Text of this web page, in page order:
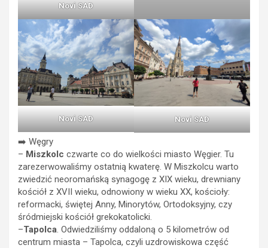
Novi SAD
Novi SAD Novi SAD
➡️ Węgry
– Miszkolc czwarte co do wielkości miasto Węgier. Tu
zarezerwowaliśmy ostatnią kwaterę. W Miszkolcu warto
zwiedzić neoromańską synagogę z XIX wieku, drewniany
kościół z XVII wieku, odnowiony w wieku XX, kościoły:
reformacki, świętej Anny, Minorytów, Ortodoksyjny, czy
śródmiejski kościół grekokatolicki.
–Tapolca. Odwiedziliśmy oddaloną o 5 kilometrów od
centrum miasta – Tapolca, czyli uzdrowiskowa część